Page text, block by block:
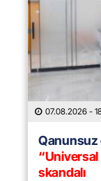
07.08.2026 -
Qanunsuz
skandalı